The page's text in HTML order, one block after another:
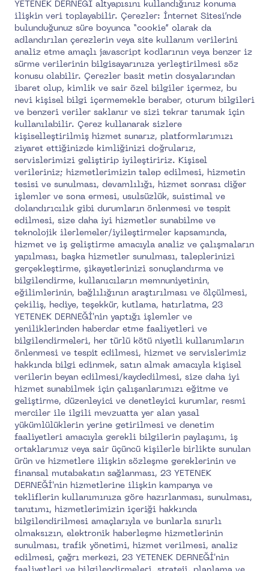
YETENEK DERNEĞİ altyapısını kullandığınız konuma
ilişkin veri toplayabilir. Çerezler: İnternet Sitesi’nde
bulunduğunuz süre boyunca “cookie” olarak da
adlandırılan çerezlerin veya site kullanım verilerini
analiz etme amaçlı javascript kodlarının veya benzer iz
sürme verilerinin bilgisayarınıza yerleştirilmesi söz
konusu olabilir. Çerezler basit metin dosyalarından
ibaret olup, kimlik ve sair özel bilgiler içermez, bu
nevi kişisel bilgi içermemekle beraber, oturum bilgileri
ve benzeri veriler saklanır ve sizi tekrar tanımak için
kullanılabilir. Çerez kullanarak sizlere
kişiselleştirilmiş hizmet sunarız, platformlarımızı
ziyaret ettiğinizde kimliğinizi doğrularız,
servislerimizi geliştirip iyileştiririz. Kişisel
verileriniz; hizmetlerimizin talep edilmesi, hizmetin
tesisi ve sunulması, devamlılığı, hizmet sonrası diğer
işlemler ve sona ermesi, usulsüzlük, suistimal ve
dolandırıcılık gibi durumların önlenmesi ve tespit
edilmesi, size daha iyi hizmetler sunabilme ve
teknolojik ilerlemeler/iyileştirmeler kapsamında,
hizmet ve iş geliştirme amacıyla analiz ve çalışmaların
yapılması, başka hizmetler sunulması, taleplerinizi
gerçekleştirme, şikayetlerinizi sonuçlandırma ve
bilgilendirme, kullanıcıların memnuniyetinin,
eğilimlerinin, bağlılığının araştırılması ve ölçülmesi,
çekiliş, hediye, teşekkür, kutlama, hatırlatma, 23
YETENEK DERNEĞİ'nin yaptığı işlemler ve
yeniliklerinden haberdar etme faaliyetleri ve
bilgilendirmeleri, her türlü kötü niyetli kullanımların
önlenmesi ve tespit edilmesi, hizmet ve servislerimiz
hakkında bilgi edinmek, satın almak amacıyla kişisel
verilerin beyan edilmesi/kaydedilmesi, size daha iyi
hizmet sunabilmek için çalışanlarımızı eğitme ve
geliştirme, düzenleyici ve denetleyici kurumlar, resmi
merciler ile ilgili mevzuatta yer alan yasal
yükümlülüklerin yerine getirilmesi ve denetim
faaliyetleri amacıyla gerekli bilgilerin paylaşımı, iş
ortaklarımız veya sair üçüncü kişilerle birlikte sunulan
ürün ve hizmetlere ilişkin sözleşme gereklerinin ve
finansal mutabakatın sağlanması, 23 YETENEK
DERNEĞİ'nin hizmetlerine ilişkin kampanya ve
tekliflerin kullanımınıza göre hazırlanması, sunulması,
tanıtımı, hizmetlerimizin içeriği hakkında
bilgilendirilmesi amaçlarıyla ve bunlarla sınırlı
olmaksızın, elektronik haberleşme hizmetlerinin
sunulması, trafik yönetimi, hizmet verilmesi, analiz
edilmesi, çağrı merkezi, 23 YETENEK DERNEĞİ'nin